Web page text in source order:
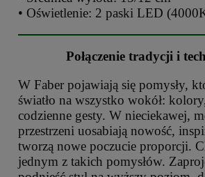
• Oświetlenie: 2 paski LED
Połączenie tradycji i
W Faber pojawiają się pomysły,
światło na wszystko wokół:
codzienne gesty. W nieciekawej,
przestrzeni uosabiają nowość,
tworzą nowe poczucie proporcji.
jednym z takich pomysłów.